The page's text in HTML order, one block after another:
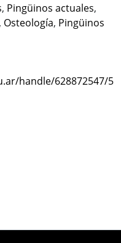
, Pingüinos actuales,
, Osteología, Pingüinos
handle/628872547/5